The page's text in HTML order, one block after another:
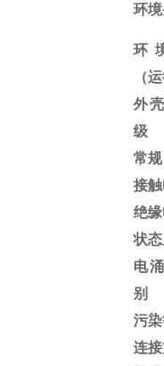
环
环
（
外
级
常规
接
绝
状
电
别
污
连